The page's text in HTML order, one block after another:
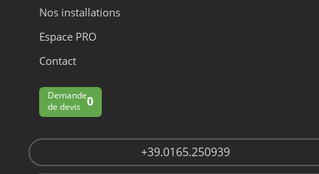
Nos installations
Espace PRO
Contact
Demande
de devis 0
+39.0165.250939